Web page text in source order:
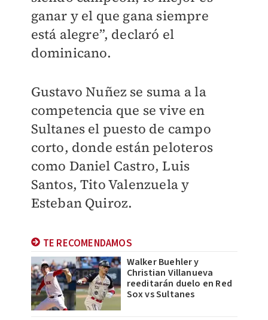
ganar y el que gana siempre
está alegre”, declaró el
dominicano.
Gustavo Nuñez se suma a la
competencia que se vive en
Sultanes el puesto de campo
corto, donde están peloteros
como Daniel Castro, Luis
Santos, Tito Valenzuela y
Esteban Quiroz.
TE RECOMENDAMOS
Walker Buehler y
Christian Villanueva
reeditarán duelo en Red
Sox vs Sultanes